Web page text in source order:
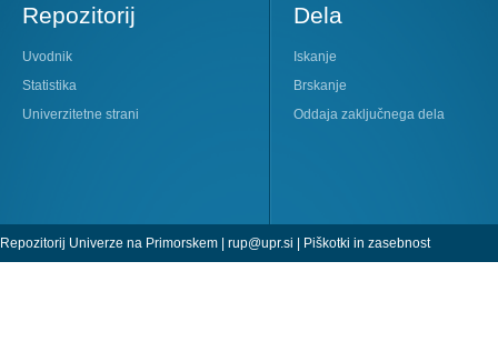
Repozitorij
Uvodnik
Statistika
Univerzitetne strani
Dela
Iskanje
Brskanje
Oddaja zaključnega dela
Repozitorij Univerze na Primorskem | rup@upr.si | Piškotki in zasebnost